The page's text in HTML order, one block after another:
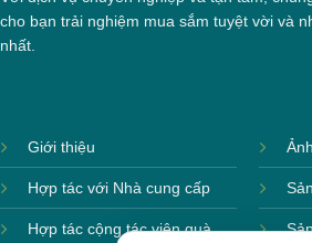
cho bạn trải nghiệm mua sắm tuyệt vời và
nhất.
Giới thiệu
Hợp tác với Nhà cung cấp
Hợp tác cộng tác viên quà